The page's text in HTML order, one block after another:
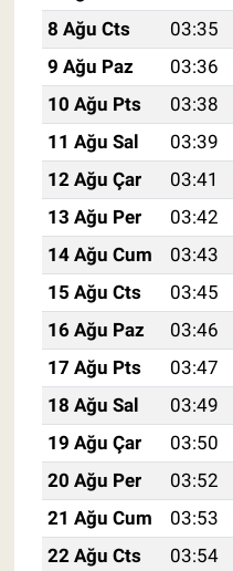
8 Ağu Cts
03:35
9 Ağu Paz
03:36
10 Ağu Pts
03:38
11 Ağu Sal
03:39
12 Ağu Çar
03:41
13 Ağu Per
03:42
14 Ağu Cum
03:43
15 Ağu Cts
03:45
16 Ağu Paz
03:46
17 Ağu Pts
03:47
18 Ağu Sal
03:49
19 Ağu Çar
03:50
20 Ağu Per
03:52
21 Ağu Cum
03:53
22 Ağu Cts
03:54